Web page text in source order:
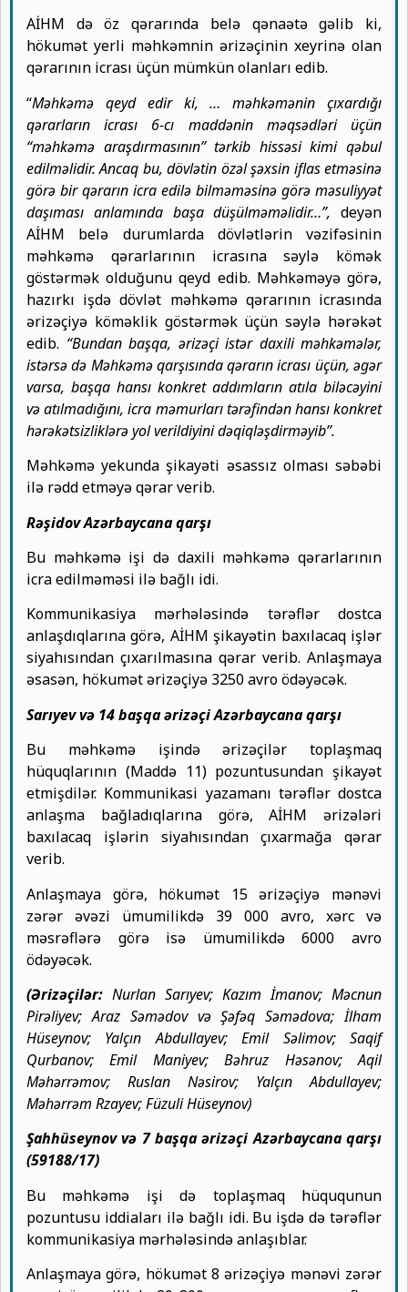
AİHM də öz qərarında belə qənaətə gəlib ki,
hökumət yerli məhkəmnin ərizəçinin xeyrinə olan
qərarının icrası üçün mümkün olanları edib.
“Məhkəmə qeyd edir ki, … məhkəmənin çıxardığı
qərarların icrası 6-cı maddənin məqsədləri üçün
“məhkəmə araşdırmasının” tərkib hissəsi kimi qəbul
edilməlidir. Ancaq bu, dövlətin özəl şəxsin iflas etməsinə
görə bir qərarın icra edilə bilməməsinə görə məsuliyyət
daşıması anlamında başa düşülməməlidir…”, deyən
AİHM belə durumlarda dövlətlərin vəzifəsinin
məhkəmə qərarlarının icrasına səylə kömək
göstərmək olduğunu qeyd edib. Məhkəməyə görə,
hazırkı işdə dövlət məhkəmə qərarının icrasında
ərizəçiyə köməklik göstərmək üçün səylə hərəkət
edib. “Bundan başqa, ərizəçi istər daxili məhkəmələr,
istərsə də Məhkəmə qarşısında qərarın icrası üçün, əgər
varsa, başqa hansı konkret addımların atıla biləcəyini
və atılmadığını, icra məmurları tərəfindən hansı konkret
hərəkətsizliklərə yol verildiyini dəqiqləşdirməyib”.
Məhkəmə yekunda şikayəti əsassız olması səbəbi
ilə rədd etməyə qərar verib.
Rəşidov Azərbaycana qarşı
Bu məhkəmə işi də daxili məhkəmə qərarlarının
icra edilməməsi ilə bağlı idi.
Kommunikasiya mərhələsində tərəflər dostca
anlaşdıqlarına görə, AİHM şikayətin baxılacaq işlər
siyahısından çıxarılmasına qərar verib. Anlaşmaya
əsasən, hökumət ərizəçiyə 3250 avro ödəyəcək.
Sarıyev və 14 başqa ərizəçi Azərbaycana qarşı
Bu məhkəmə işində ərizəçilər toplaşmaq
hüquqlarının (Maddə 11) pozuntusundan şikayət
etmişdilər. Kommunikasi yazamanı tərəflər dostca
anlaşma bağladıqlarına görə, AİHM ərizələri
baxılacaq işlərin siyahısından çıxarmağa qərar
verib.
Anlaşmaya görə, hökumət 15 ərizəçiyə mənəvi
zərər əvəzi ümumilikdə 39 000 avro, xərc və
məsrəflərə görə isə ümumilikdə 6000 avro
ödəyəcək.
(Ərizəçilər: Nurlan Sarıyev; Kazım İmanov; Məcnun
Pirəliyev; Araz Səmədov və Şəfəq Səmədova; İlham
Hüseynov; Yalçın Abdullayev; Emil Səlimov; Saqif
Qurbanov; Emil Maniyev; Bəhruz Həsənov; Aqil
Məhərrəmov; Ruslan Nəsirov; Yalçın Abdullayev;
Məhərrəm Rzayev; Füzuli Hüseynov)
Şahhüseynov və 7 başqa ərizəçi Azərbaycana qarşı
(59188/17)
Bu məhkəmə işi də toplaşmaq hüququnun
pozuntusu iddiaları ilə bağlı idi. Bu işdə də tərəflər
kommunikasiya mərhələsində anlaşıblar.
Anlaşmaya görə, hökumət 8 ərizəçiyə mənəvi zərər